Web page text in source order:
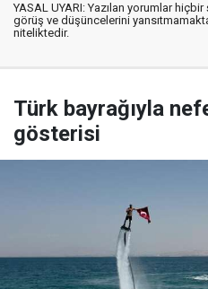
YASAL UYARI: Yazılan yorumlar
görüş ve düşüncelerini
niteliktedir.
Türk bayrağıyla
gösterisi